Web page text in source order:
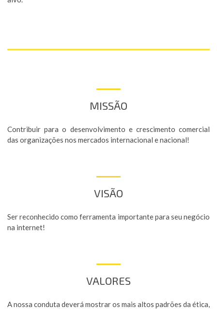
MISSÃO
Contribuir para o desenvolvimento e crescimento comercial
das organizações nos mercados internacional e nacional!
VISÃO
Ser reconhecido como ferramenta importante para seu negócio
na internet!
VALORES
A nossa conduta deverá mostrar os mais altos padrões da ética,